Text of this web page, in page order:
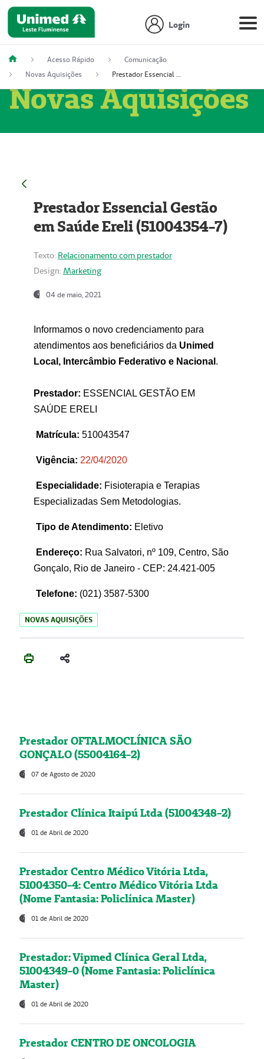
Login
Acesso Rápido
Comunicação
Novas Aquisições
Prestador Essencial Gestão em Saúde Ereli (51004354-7)
Novas Aquisições
Prestador Essencial Gestão
em Saúde Ereli (51004354-7)
Texto: Relacionamento com prestador
Design: Marketing
04 de maio, 2021
Informamos o novo credenciamento para
atendimentos aos beneficiários da Unimed
Local, Intercâmbio Federativo e Nacional .
Prestador: ESSENCIAL GESTÃO EM
SAÚDE ERELI
Matrícula: 510043547
Vigência: 22/04/2020
Especialidade: Fisioterapia e Terapias
Especializadas Sem Metodologias.
Tipo de Atendimento: Eletivo
Endereço: Rua Salvatori, nº 109, Centro, São
Gonçalo, Rio de Janeiro - CEP: 24.421-005
Telefone: (021) 3587-5300
NOVAS AQUISIÇÕES
Prestador OFTALMOCLÍNICA SÃO
GONÇALO (55004164-2)
07 de Agosto de 2020
Prestador Clínica Itaipú Ltda (51004348-2)
01 de Abril de 2020
Prestador Centro Médico Vitória Ltda,
51004350-4: Centro Médico Vitória Ltda
(Nome Fantasia: Policlínica Master)
01 de Abril de 2020
Prestador: Vipmed Clínica Geral Ltda,
51004349-0 (Nome Fantasia: Policlínica
Master)
01 de Abril de 2020
Prestador CENTRO DE ONCOLOGIA